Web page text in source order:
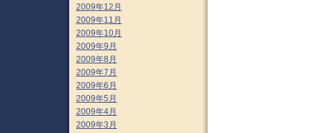
2009年12月
2009年11月
2009年10月
2009年9月
2009年8月
2009年7月
2009年6月
2009年5月
2009年4月
2009年3月